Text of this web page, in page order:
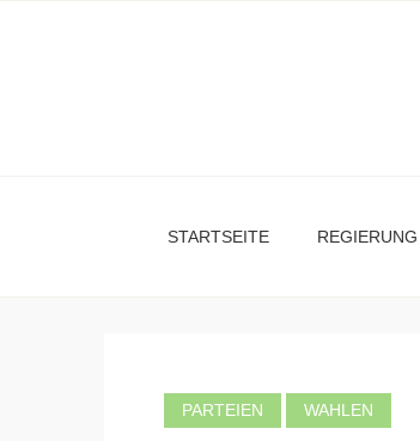
STARTSEITE REGIERUNG
PARTEIEN WAHLEN